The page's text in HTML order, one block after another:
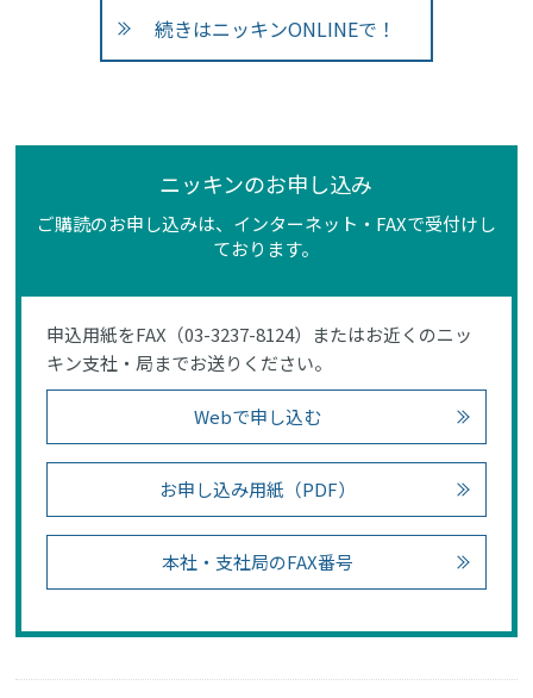
続きはニッキンONLINEで！
ニッキンのお申し込み
ご購読のお申し込みは、インターネット・FAXで受付けし
ております。
申込用紙をFAX（03-3237-8124）またはお近くのニッ
キン支社・局までお送りください。
Webで申し込む
お申し込み用紙（PDF）
本社・支社局のFAX番号